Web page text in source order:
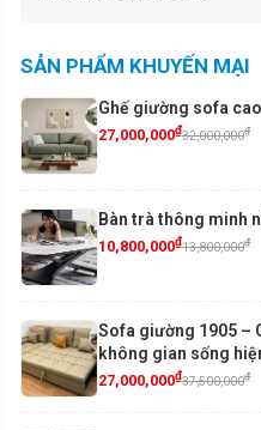
SẢN PHẨM KHUYẾN MẠI
Ghế giường sofa
27,000,000₫32,000,000₫
Bàn trà thông minh
10,800,000₫13,800,000₫
Sofa giường 1905 –
không gian sống
27,000,000₫37,500,000₫